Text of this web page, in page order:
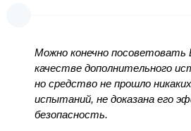
Можно конечно посоветовать
качестве дополнительного
но средство не прошло
испытаний, не доказана его
безопасность.